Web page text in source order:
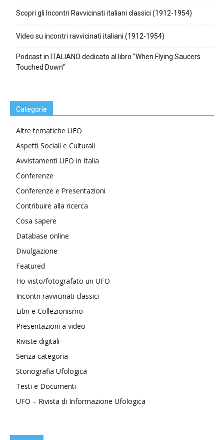
Scopri gli Incontri Ravvicinati italiani classici (1912-1954)
Video su incontri ravvicinati italiani (1912-1954)
Podcast in ITALIANO dedicato al libro “When Flying Saucers
Touched Down”
Categorie
Altre tematiche UFO
Aspetti Sociali e Culturali
Avvistamenti UFO in Italia
Conferenze
Conferenze e Presentazioni
Contribuire alla ricerca
Cosa sapere
Database online
Divulgazione
Featured
Ho visto/fotografato un UFO
Incontri ravvicinati classici
Libri e Collezionismo
Presentazioni a video
Riviste digitali
Senza categoria
Storiografia Ufologica
Testi e Documenti
UFO – Rivista di Informazione Ufologica